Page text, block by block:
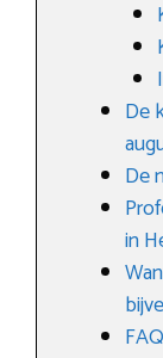
De
De
in